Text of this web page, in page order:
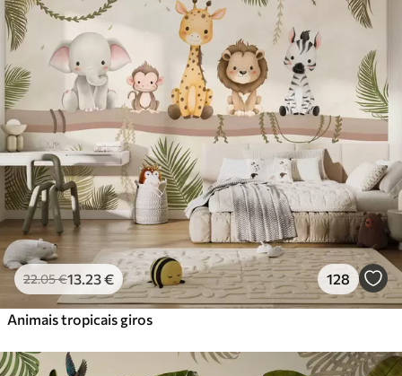
Standard
27.00 €/m²
Premium
56.6734.00€/m²
Vinil Premium
65.0039.00€/m²
Peel and Stick
81.6749.00€/m²
22.05€13 .23€ 128
Animais tropicais giros